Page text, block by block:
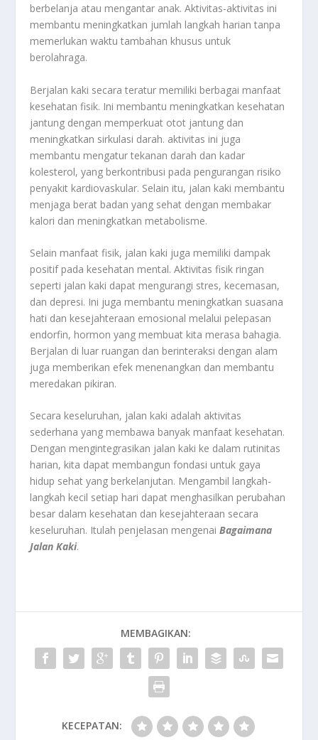
berbelanja atau mengantar anak. Aktivitas-aktivitas ini
membantu meningkatkan jumlah langkah harian tanpa
memerlukan waktu tambahan khusus untuk
berolahraga.
Berjalan kaki secara teratur memiliki berbagai manfaat
kesehatan fisik. Ini membantu meningkatkan kesehatan
jantung dengan memperkuat otot jantung dan
meningkatkan sirkulasi darah. aktivitas ini juga
membantu mengatur tekanan darah dan kadar
kolesterol, yang berkontribusi pada pengurangan risiko
penyakit kardiovaskular. Selain itu, jalan kaki membantu
menjaga berat badan yang sehat dengan membakar
kalori dan meningkatkan metabolisme.
Selain manfaat fisik, jalan kaki juga memiliki dampak
positif pada kesehatan mental. Aktivitas fisik ringan
seperti jalan kaki dapat mengurangi stres, kecemasan,
dan depresi. Ini juga membantu meningkatkan suasana
hati dan kesejahteraan emosional melalui pelepasan
endorfin, hormon yang membuat kita merasa bahagia.
Berjalan di luar ruangan dan berinteraksi dengan alam
juga memberikan efek menenangkan dan membantu
meredakan pikiran.
Secara keseluruhan, jalan kaki adalah aktivitas
sederhana yang membawa banyak manfaat kesehatan.
Dengan mengintegrasikan jalan kaki ke dalam rutinitas
harian, kita dapat membangun fondasi untuk gaya
hidup sehat yang berkelanjutan. Mengambil langkah-
langkah kecil setiap hari dapat menghasilkan perubahan
besar dalam kesehatan dan kesejahteraan secara
keseluruhan. Itulah penjelasan mengenaiBagaimana
Jalan Kaki.
MEMBAGIKAN:
KECEPATAN: